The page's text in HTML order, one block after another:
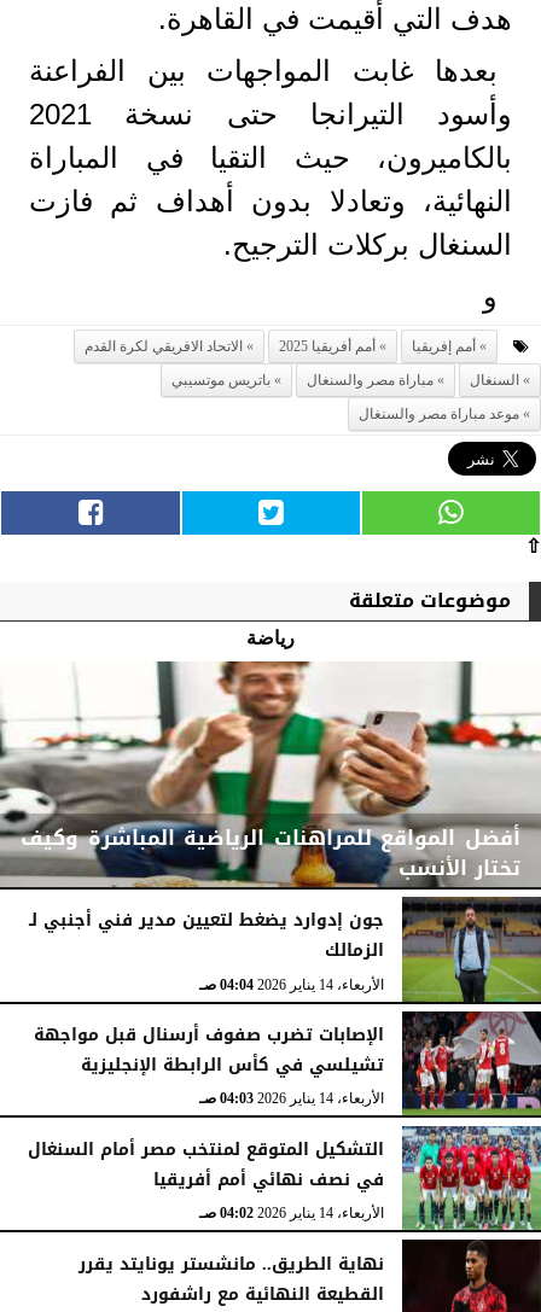
هدف التي أقيمت في القاهرة.
بعدها غابت المواجهات بين الفراعنة
وأسود التيرانجا حتى نسخة 2021
بالكاميرون، حيث التقيا في المباراة
النهائية، وتعادلا بدون أهداف ثم فازت
السنغال بركلات الترجيح.
و
أمم إفريقيا أمم أفريقيا 2025
الاتحاد الافريقي لكرة القدم
السنغال
مباراة مصر والسنغال
باتريس موتسيبي
موعد مباراة مصر والسنغال
⇧
موضوعات متعلقة
رياضة
أفضل المواقع للمراهنات الرياضية المباشرة وكيف
تختار الأنسب
الثلاثاء، 31 مارس 2026 04:47 صـ
جون إدوارد يضغط لتعيين مدير فني أجنبي لـ
الزمالك
الأربعاء، 14 يناير 2026 04:04 صـ
الإصابات تضرب صفوف أرسنال قبل مواجهة
تشيلسي في كأس الرابطة الإنجليزية
الأربعاء، 14 يناير 2026 04:03 صـ
التشكيل المتوقع لمنتخب مصر أمام السنغال
في نصف نهائي أمم أفريقيا
الأربعاء، 14 يناير 2026 04:02 صـ
نهاية الطريق.. مانشستر يونايتد يقرر
القطيعة النهائية مع راشفورد